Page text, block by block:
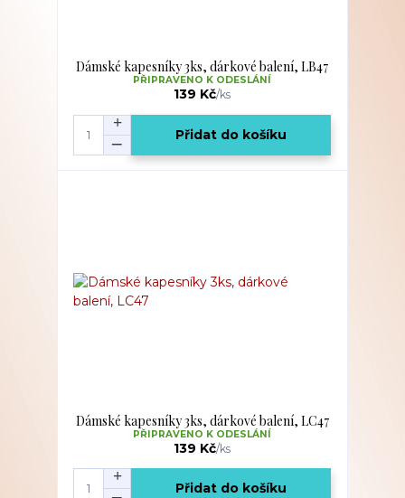
Dámské kapesníky 3ks, dárkové balení, LB47
139 Kč/ks
PŘIPRAVENO K ODESLÁNÍ
Přidat do košíku
Dámské kapesníky 3ks, dárkové balení, LC47
139 Kč/ks
PŘIPRAVENO K ODESLÁNÍ
Přidat do košíku